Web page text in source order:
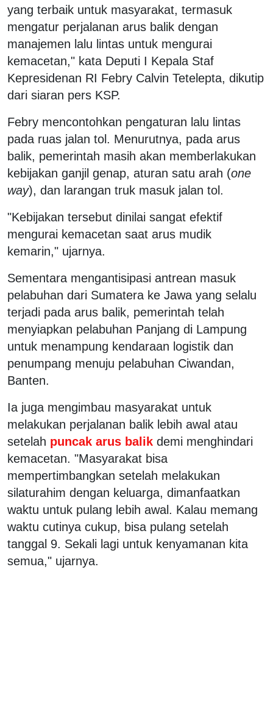
yang terbaik untuk masyarakat, termasuk
mengatur perjalanan arus balik dengan
manajemen lalu lintas untuk mengurai
kemacetan," kata Deputi I Kepala Staf
Kepresidenan RI Febry Calvin Tetelepta, dikutip
dari siaran pers KSP.
Febry mencontohkan pengaturan lalu lintas
pada ruas jalan tol. Menurutnya, pada arus
balik, pemerintah masih akan memberlakukan
kebijakan ganjil genap, aturan satu arah (one
way), dan larangan truk masuk jalan tol.
"Kebijakan tersebut dinilai sangat efektif
mengurai kemacetan saat arus mudik
kemarin," ujarnya.
Sementara mengantisipasi antrean masuk
pelabuhan dari Sumatera ke Jawa yang selalu
terjadi pada arus balik, pemerintah telah
menyiapkan pelabuhan Panjang di Lampung
untuk menampung kendaraan logistik dan
penumpang menuju pelabuhan Ciwandan,
Banten.
Ia juga mengimbau masyarakat untuk
melakukan perjalanan balik lebih awal atau
setelah puncak arus balik demi menghindari
kemacetan. "Masyarakat bisa
mempertimbangkan setelah melakukan
silaturahim dengan keluarga, dimanfaatkan
waktu untuk pulang lebih awal. Kalau memang
waktu cutinya cukup, bisa pulang setelah
tanggal 9. Sekali lagi untuk kenyamanan kita
semua," ujarnya.